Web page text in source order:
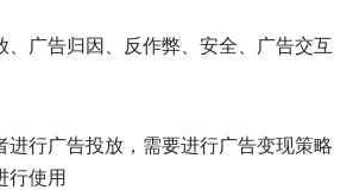
、广告归因、反作弊、安全、广告交互
进行广告投放，需要进行广告变现策略
行使用